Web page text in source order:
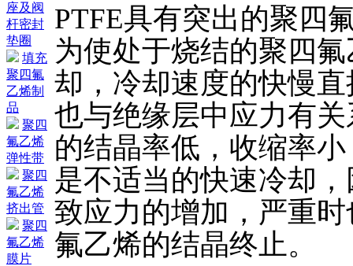
座及阀
杆密封
垫圈
填充
聚四氟
乙烯制
品
聚四
氟乙烯
弹性带
聚四
氟乙烯
挤出管
聚四
氟乙烯
膜片
PTFE具有突出的聚四
为使处于烧结的聚四
却，冷却速度的快慢
也与绝缘层中应力有
的结晶率低，收缩率
是不适当的快速冷却
致应力的增加，严重
氟乙烯的结晶终止。